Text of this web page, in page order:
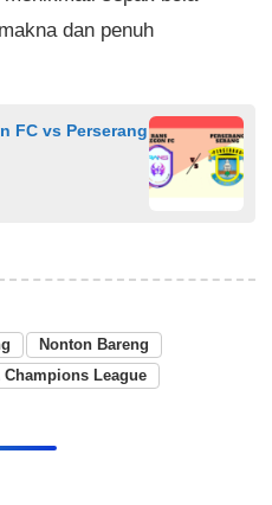
dan penuh
FC vs Perserang
Nonton Bareng
Champions League